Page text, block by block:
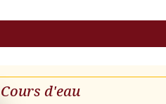
Cours d'eau